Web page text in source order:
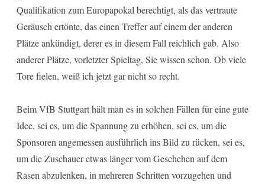
Qualifikation zum Europapokal berechtigt, als das vertraute
Geräusch ertönte, das einen Treffer auf einem der anderen
Plätze ankündigt, derer es in diesem Fall reichlich gab. Also
anderer Plätze, vorletzter Spieltag, Sie wissen schon. Ob viele
Tore fielen, weiß ich jetzt gar nicht so recht.
Beim VfB Stuttgart hält man es in solchen Fällen für eine gute
Idee, sei es, um die Spannung zu erhöhen, sei es, um die
Sponsoren angemessen ausführlich ins Bild zu rücken, sei es,
um die Zuschauer etwas länger vom Geschehen auf dem
Rasen abzulenken, in mehreren Schritten vorzugehen und